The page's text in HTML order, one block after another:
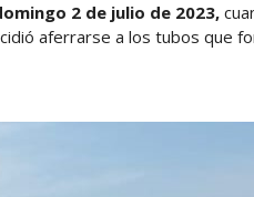
2 de julio de 2023,
aferrarse a los tubos que